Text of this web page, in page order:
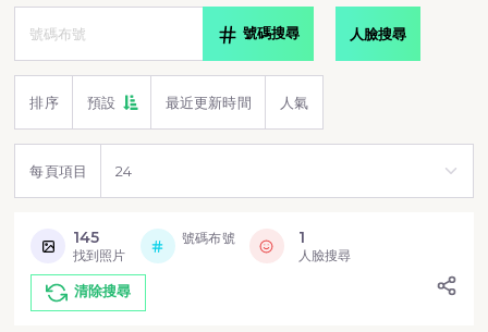
號碼搜尋 人臉搜尋
排序 預設 最近更新時間 人氣
每頁項目
145
找到照片
號碼布號 1
人臉搜尋
清除搜尋